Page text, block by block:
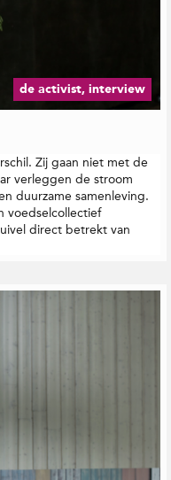
de activist, interview
Zij gaan niet met de
verleggen de stroom
duurzame samenleving.
voedselcollectief
direct betrekt van